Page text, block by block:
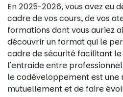
En 2025-2026, vous avez eu
cadre de vos cours, de vos
formations dont vous auriez
découvrir un format qui le
cadre de sécurité facilitant
l'entraide entre
le codéveloppement est une
mutuellement et de faire